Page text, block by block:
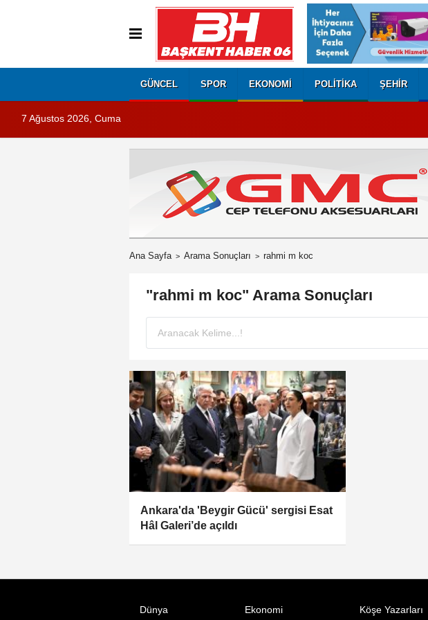
GÜNCEL SPOR EKONOMI POLITIKA ŞEHIR
7 Ağustos 2026, Cuma
Ana Sayfa Arama Sonuçları rahmi m koc
"rahmi m koc" Arama Sonuçları
Ankara'da 'Beygir Gücü' sergisi Esat
Hâl Galeri’de açıldı
Dünya Ekonomi Köşe Yazarları